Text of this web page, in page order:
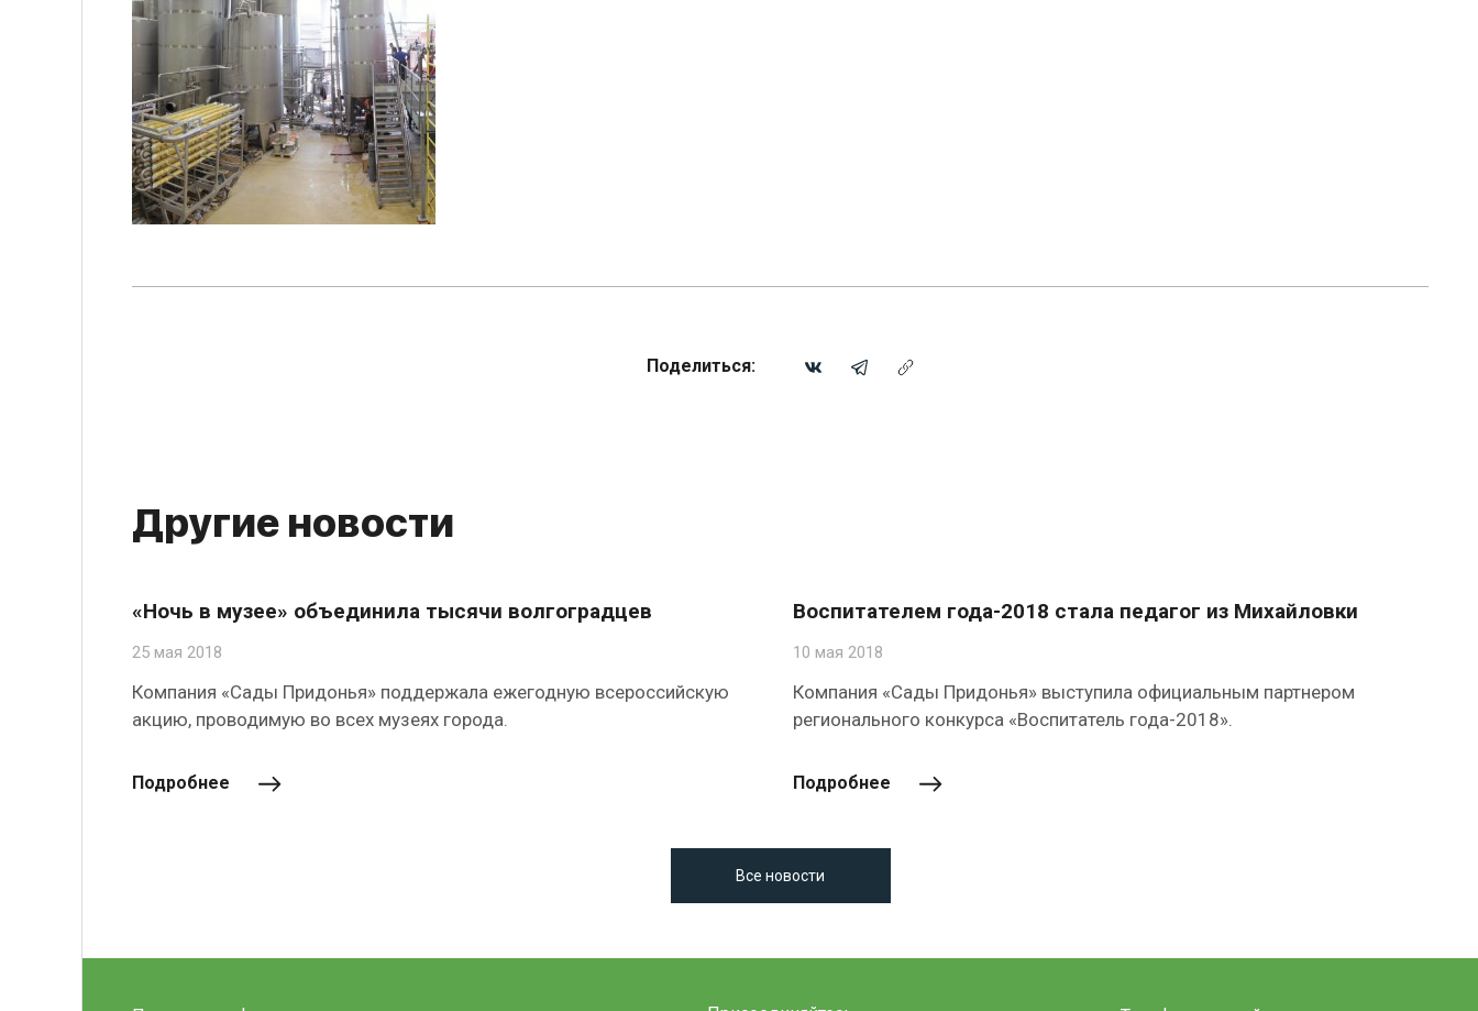
Поделиться:
Другие новости
«Ночь в музее» объединила тысячи волгоградцев
25 мая 2018
Компания «Сады Придонья» поддержала ежегодную всероссийскую
акцию, проводимую во всех музеях города.
Подробнее
Воспитателем года-2018 стала педагог из Михайловки
10 мая 2018
Компания «Сады Придонья» выступила официальным партнером
регионального конкурса «Воспитатель года-2018».
Подробнее
Все новости